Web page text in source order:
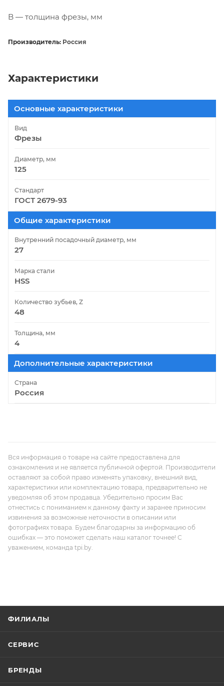
B — толщина фрезы, мм
Производитель: Россия
Характеристики
Основные характеристики
Вид
Фрезы
Диаметр, мм
125
Стандарт
ГОСТ 2679-93
Общие характеристики
Внутренний посадочный диаметр, мм
27
Марка стали
HSS
Количество зубьев, Z
48
Толщина, мм
4
Дополнительные характеристики
Страна
Россия
Вся информация о товаре на сайте предоставлена для
ознакомления и не является публичной офертой. Производители
оставляют за собой право изменять упаковку, внешний вид,
характеристики или комплектацию товара, предварительно не
уведомляя об этом продавца. Убедительно просим Вас
отнестись с пониманием к данному факту и заранее приносим
извинения за возможные неточности в описании или
фотографиях товара. Будем благодарны за информацию об
ошибках — это поможет сделать наш каталог точнее! С
уважением, команда tpi.by.
ФИЛИАЛЫ
СЕРВИС
БРЕНДЫ